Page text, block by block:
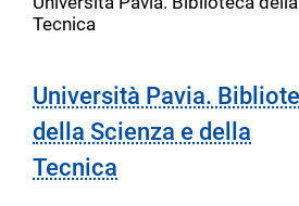
Tecnica
Università Pavia.
della Scienza e della
Tecnica